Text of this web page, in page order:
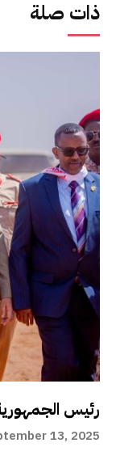
ذات صلة
رئيس
13, 2025